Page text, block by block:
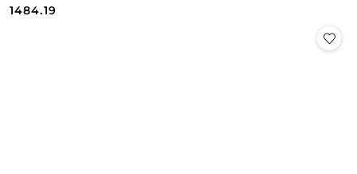
Cena:
Cena:
1484.19